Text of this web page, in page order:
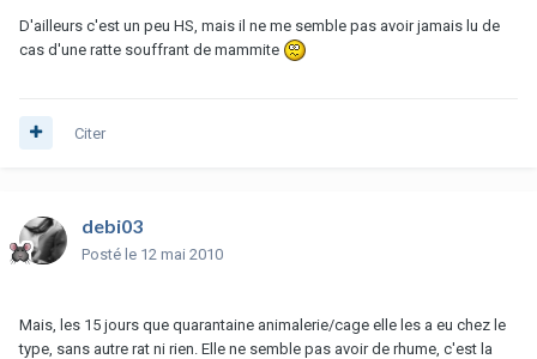
D'ailleurs c'est un peu HS, mais il ne me semble pas avoir jamais lu de
cas d'une ratte souffrant de mammite
Citer
debi03
Posté le 12 mai 2010
Mais, les 15 jours que quarantaine animalerie/cage elle les a eu chez le
type, sans autre rat ni rien. Elle ne semble pas avoir de rhume, c'est la